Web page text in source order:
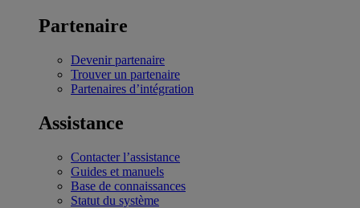
Partenaire
Devenir partenaire
Trouver un partenaire
Partenaires d’intégration
Assistance
Contacter l’assistance
Guides et manuels
Base de connaissances
Statut du système